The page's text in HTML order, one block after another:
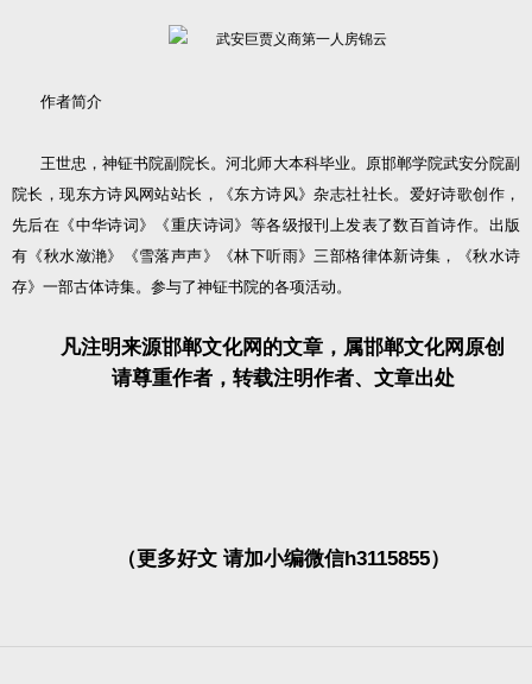
作者简介
王世忠，神钲书院副院长。河北师大本科毕业。原邯郸学院武安分院副
院长，现东方诗风网站站长，《东方诗风》杂志社社长。爱好诗歌创作，
先后在《中华诗词》《重庆诗词》等各级报刊上发表了数百首诗作。出版
有《秋水潋滟》《雪落声声》《林下听雨》三部格律体新诗集，《秋水诗
存》一部古体诗集。参与了神钲书院的各项活动。
凡注明来源邯郸文化网的文章，属邯郸文化网原创
请尊重作者，转载注明作者、文章出处
（更多好文 请加小编微信h3115855）